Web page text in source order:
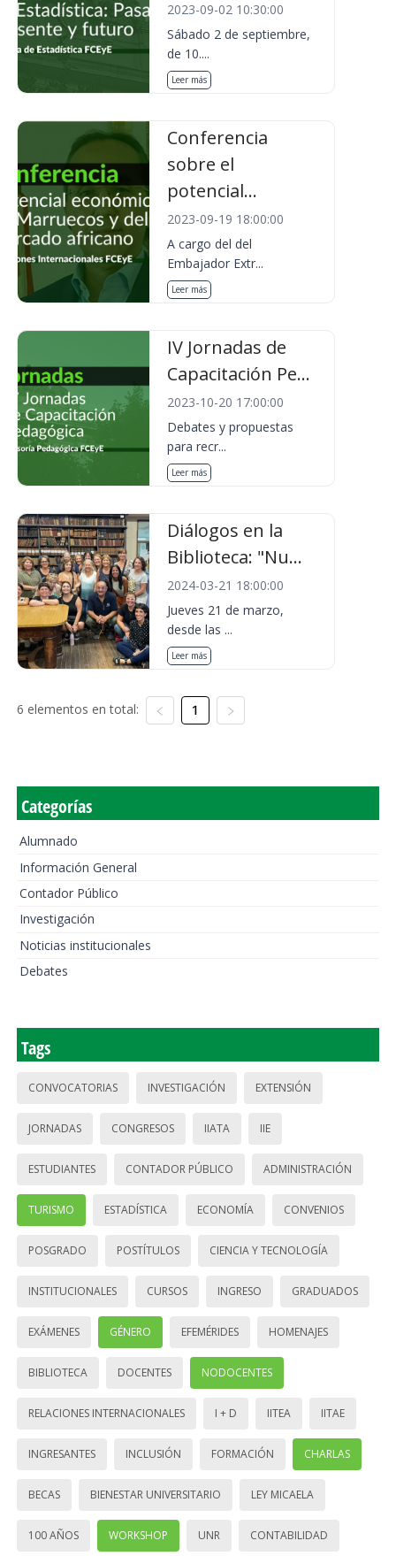
2023-09-02 10:30:00
Sábado 2 de septiembre,
de 10....
Leer más
Conferencia
sobre el
potencial...
2023-09-19 18:00:00
A cargo del del
Embajador Extr...
Leer más
IV Jornadas de
Capacitación Pe...
2023-10-20 17:00:00
Debates y propuestas
para recr...
Leer más
Diálogos en la
Biblioteca: "Nu...
2024-03-21 18:00:00
Jueves 21 de marzo,
desde las ...
Leer más
6 elementos en total: 1
Categorías
Alumnado
Información General
Contador Público
Investigación
Noticias institucionales
Debates
Tags
CONVOCATORIAS INVESTIGACIÓN EXTENSIÓN
JORNADAS CONGRESOS IIATA IIE
ESTUDIANTES CONTADOR PÚBLICO ADMINISTRACIÓN
TURISMO ESTADÍSTICA ECONOMÍA CONVENIOS
POSGRADO POSTÍTULOS CIENCIA Y TECNOLOGÍA
INSTITUCIONALES CURSOS INGRESO GRADUADOS
EXÁMENES GÉNERO EFEMÉRIDES HOMENAJES
BIBLIOTECA DOCENTES NODOCENTES
RELACIONES INTERNACIONALES I + D IITEA IITAE
INGRESANTES INCLUSIÓN FORMACIÓN CHARLAS
BECAS BIENESTAR UNIVERSITARIO LEY MICAELA
100 AÑOS WORKSHOP UNR CONTABILIDAD